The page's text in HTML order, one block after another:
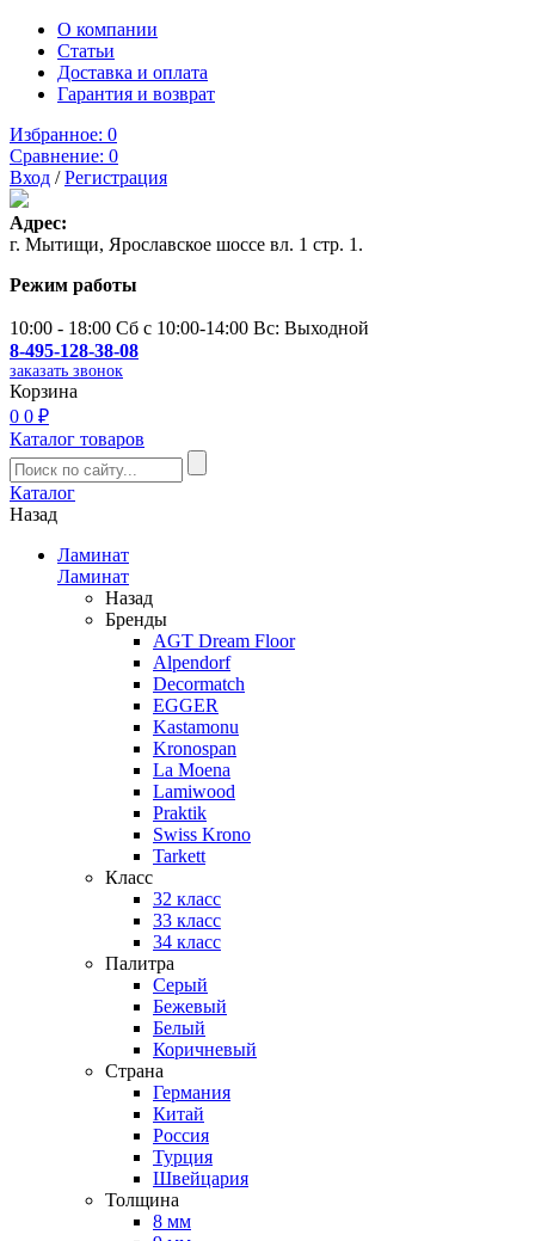
О компании
Статьи
Доставка и оплата
Гарантия и возврат
Избранное: 0
Сравнение: 0
Вход /Регистрация
Адрес:
г. Мытищи, Ярославское шоссе вл. 1 стр. 1.
Режим работы
10:00 - 18:00 Сб с 10:00-14:00 Вс: Выходной
8-495-128-38-08
заказать звонок
Корзина
0 0 ₽
Каталог товаров
Каталог
Назад
Ламинат
Ламинат
Назад
Бренды
AGT Dream Floor
Alpendorf
Decormatch
EGGER
Kastamonu
Kronospan
La Moena
Lamiwood
Praktik
Swiss Krono
Tarkett
Класс
32 класс
33 класс
34 класс
Палитра
Серый
Бежевый
Белый
Коричневый
Страна
Германия
Китай
Россия
Турция
Швейцария
Толщина
8 мм